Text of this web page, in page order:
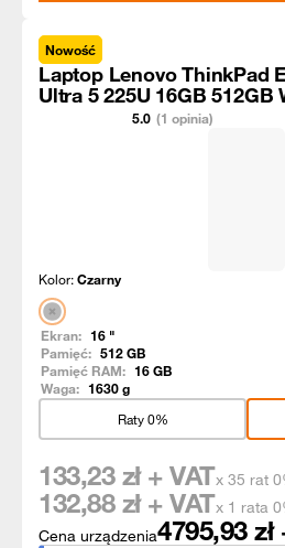
Nowość
Laptop Lenovo ThinkPad
Ultra 5 225U 16GB 512GB
5.0 (1 opinia)
Kolor:Czarny
Ekran: 16 "
Pamięć: 512GB
Pamięć RAM: 16GB
Waga: 1630g
Raty 0%
Cena urządzenia4795,93 zł
133,23 zł + VATx 35 rat
132,88 zł + VATx 1 rata